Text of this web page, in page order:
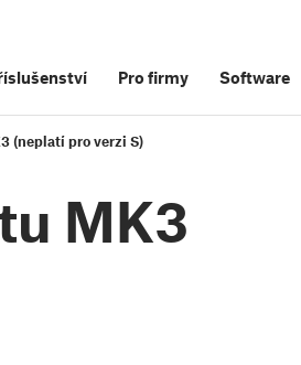
Pro firmy Software
(neplatí pro verzi S)
MK3